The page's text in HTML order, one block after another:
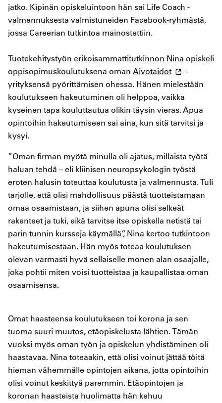
jatko. Kipinän opiskeluintoon hän sai Life Coach -
valmennuksesta valmistuneiden Facebook-ryhmästä,
jossa Careerian tutkintoa mainostettiin.
Tuotekehitystyön erikoisammattitutkinnon Nina opiskeli
oppisopimuskoulutuksena oman Aivotaidot
-
yrityksensä pyörittämisen ohessa. Hänen mielestään
koulutukseen hakeutuminen oli helppoa, vaikka
kyseinen tapa kouluttautua olikin täysin vieras. Apua
opintoihin hakeutumiseen sai aina, kun sitä tarvitsi ja
kysyi.
”Oman firman myötä minulla oli ajatus, millaista työtä
haluan tehdä – eli kliinisen neuropsykologin työstä
eroten halusin toteuttaa koulutusta ja valmennusta. Tuli
tarjolle, että olisi mahdollisuus päästä tuotteistamaan
omaa osaamistaan, ja siihen apuna olisi selkeät
rakenteet ja tuki, eikä tarvitse itse opiskella netistä tai
parin tunnin kursseja käymällä”, Nina kertoo tutkintoon
hakeutumisestaan. Hän myös toteaa koulutuksen
olevan varmasti hyvä sellaiselle monen alan osaajalle,
joka pohtii miten voisi tuotteistaa ja kaupallistaa oman
osaamisensa.
Omat haasteensa koulutukseen toi korona ja sen
tuoma suuri muutos, etäopiskelusta lähtien. Tämän
vuoksi myös oman työn ja opiskelun yhdistäminen oli
haastavaa. Nina toteaakin, että olisi voinut jättää töitä
hieman vähemmälle opintojen aikana, jotta opintoihin
olisi voinut keskittyä paremmin. Etäopintojen ja
koronan haasteista huolimatta hän kehuu